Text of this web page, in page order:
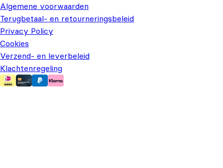
Algemene voorwaarden
Terugbetaal- en retourneringsbeleid
Privacy Policy
Cookies
Verzend- en leverbeleid
Klachtenregeling